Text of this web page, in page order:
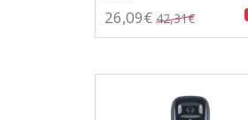
26,09€ 42,31€